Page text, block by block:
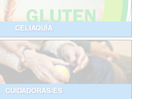
CELIAQUÍA
CUIDADORAS/ES